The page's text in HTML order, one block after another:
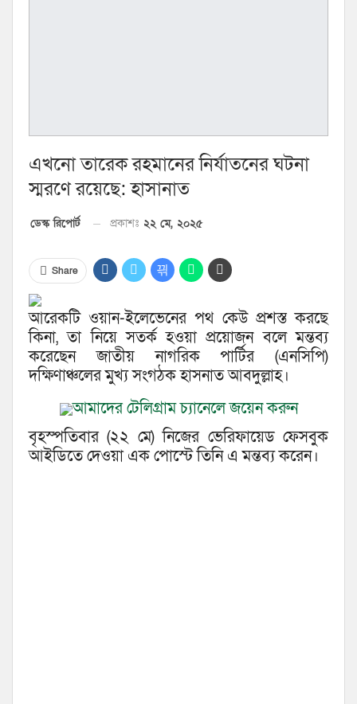
এখনো তারেক রহমানের নির্যাতনের ঘটনা
স্মরণে রয়েছে: হাসানাত
ডেস্ক রিপোর্ট প্রকাশঃ ২২ মে, ২০২৫
Share
আরেকটি ওয়ান-ইলেভেনের পথ কেউ প্রশস্ত করছে
কিনা, তা নিয়ে সতর্ক হওয়া প্রয়োজন বলে মন্তব্য
করেছেন জাতীয় নাগরিক পার্টির (এনসিপি)
দক্ষিণাঞ্চলের মুখ্য সংগঠক হাসনাত আবদুল্লাহ।
আমাদের টেলিগ্রাম চ্যানেলে জয়েন করুন
বৃহস্পতিবার (২২ মে) নিজের ভেরিফায়েড ফেসবুক
আইডিতে দেওয়া এক পোস্টে তিনি এ মন্তব্য করেন।